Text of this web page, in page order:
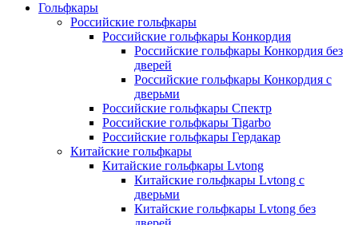
Гольфкары
Российские гольфкары
Российские гольфкары Конкордия
Российские гольфкары Конкордия без
дверей
Российские гольфкары Конкордия с
дверьми
Российские гольфкары Спектр
Российские гольфкары Tigarbo
Российские гольфкары Гердакар
Китайские гольфкары
Китайские гольфкары Lvtong
Китайские гольфкары Lvtong с
дверьми
Китайские гольфкары Lvtong без